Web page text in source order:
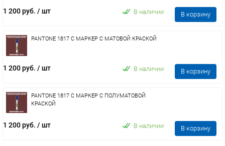
1 200 руб. / шт В наличии В корзину
PANTONE 1817 C МАРКЕР С МАТОВОЙ КРАСКОЙ
1 200 руб. / шт В наличии В корзину
PANTONE 1817 C МАРКЕР С ПОЛУМАТОВОЙ
КРАСКОЙ
1 200 руб. / шт В наличии В корзину